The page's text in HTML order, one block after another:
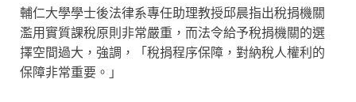
輔仁大學學士後法律系專任助理教授邱晨指出稅捐機關
濫用實質課稅原則非常嚴重，而法令給予稅捐機關的選
擇空間過大，強調，「稅捐程序保障，對納稅人權利的
保障非常重要。」